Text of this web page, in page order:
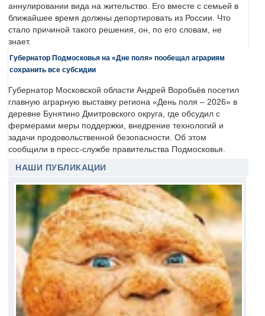
аннулировании вида на жительство. Его вместе с семьей в
ближайшее время должны депортировать из России. Что
стало причиной такого решения, он, по его словам, не
знает.
Губернатор Подмосковья на «Дне поля» пообещал аграриям
сохранить все субсидии
Губернатор Московской области Андрей Воробьёв посетил
главную аграрную выставку региона «День поля – 2026» в
деревне Бунятино Дмитровского округа, где обсудил с
фермерами меры поддержки, внедрение технологий и
задачи продовольственной безопасности. Об этом
сообщили в пресс-службе правительства Подмосковья.
НАШИ ПУБЛИКАЦИИ